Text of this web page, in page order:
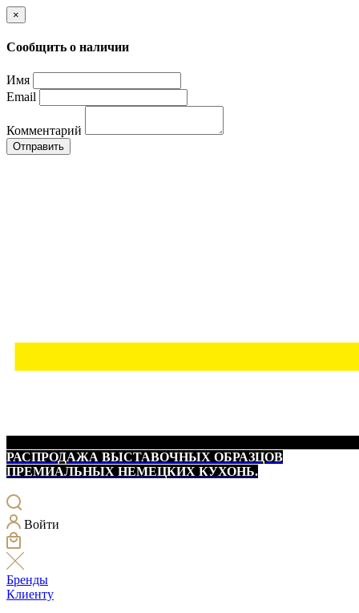
×
Сообщить о наличии
Имя
Email
Комментарий
Отправить
РАСПРОДАЖА ВЫСТАВОЧНЫХ ОБРАЗЦОВ
ПРЕМИАЛЬНЫХ НЕМЕЦКИХ КУХОНЬ.
Войти
Бренды
Клиенту